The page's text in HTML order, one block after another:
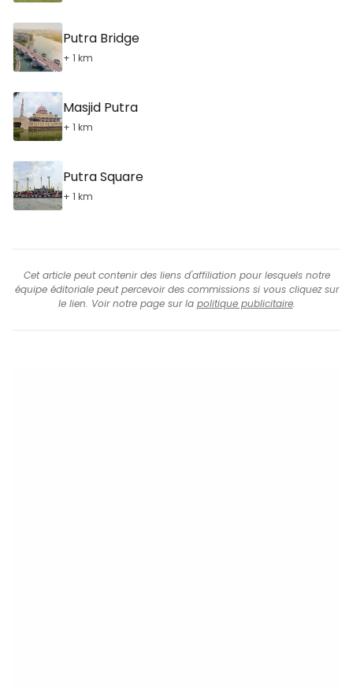
Putra Bridge
+ 1 km
Masjid Putra
+ 1 km
Putra Square
+ 1 km
Cet article peut contenir des liens d'affiliation pour lesquels notre
équipe éditoriale peut percevoir des commissions si vous cliquez sur
le lien. Voir notre page sur la politique publicitaire.